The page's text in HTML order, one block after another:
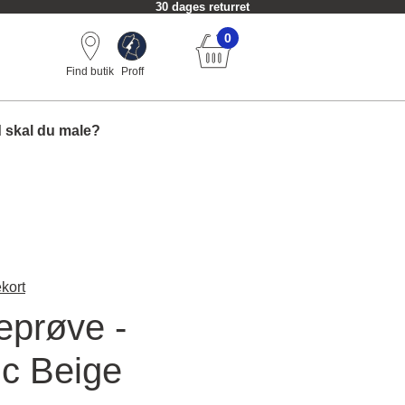
30 dages returret
Find butik Proff
0
skal du male?
-
Beige